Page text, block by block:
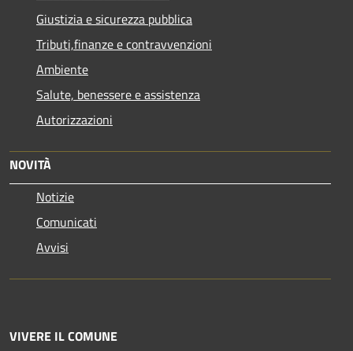
Giustizia e sicurezza pubblica
Tributi,finanze e contravvenzioni
Ambiente
Salute, benessere e assistenza
Autorizzazioni
NOVITÀ
Notizie
Comunicati
Avvisi
VIVERE IL COMUNE